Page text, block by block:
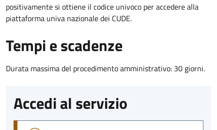
positivamente si ottiene il codice univoco per accedere alla
piattaforma univa nazionale dei CUDE.
Tempi e scadenze
Durata massima del procedimento amministrativo: 30 giorni.
Accedi al servizio